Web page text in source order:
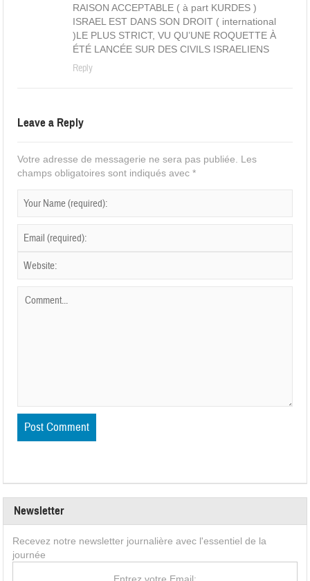
RAISON ACCEPTABLE ( à part KURDES )
ISRAEL EST DANS SON DROIT ( international
)LE PLUS STRICT, VU QU’UNE ROQUETTE À
ÉTÉ LANCÉE SUR DES CIVILS ISRAELIENS
Reply
Leave a Reply
Votre adresse de messagerie ne sera pas publiée. Les
champs obligatoires sont indiqués avec*
Newsletter
Recevez notre newsletter journalière avec l'essentiel de la
journée